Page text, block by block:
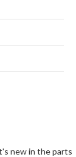
new in the parts